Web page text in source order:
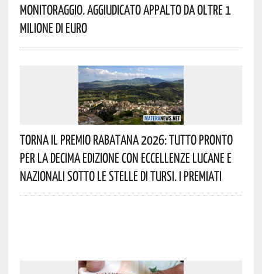
Monitoraggio. Aggiudicato Appalto Da Oltre 1
Milione Di Euro
Torna Il Premio Rabatana 2026: Tutto Pronto
Per La Decima Edizione Con Eccellenze Lucane E
Nazionali Sotto Le Stelle Di Tursi. I Premiati